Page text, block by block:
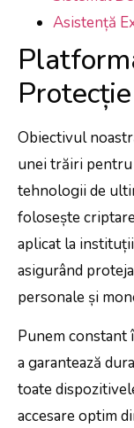
Asistență
Obiectivul
unei trăiri
tehnologii de
folosește
aplicat la
asigurând
personale și
Punem
a garantează
toate
accesare optim